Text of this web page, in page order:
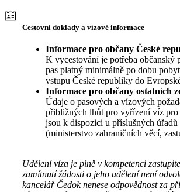
Cestovní doklady a vízové informace
Informace pro občany České
K vycestování je potřeba občanský
pas platný minimálně po dobu
vstupu České republiky do
Informace pro občany ostatních
Údaje o pasových a vízových
přibližných lhůt pro vyřízení víz pro
jsou k dispozici u příslušných úřadů
(ministerstvo zahraničních věcí,
Udělení víza je plně v kompetenci
zamítnutí žádosti o jeho udělení není
kancelář Čedok nenese odpovědnost za